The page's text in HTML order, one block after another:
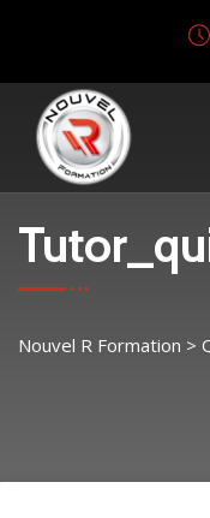
Nouvel R Formation >